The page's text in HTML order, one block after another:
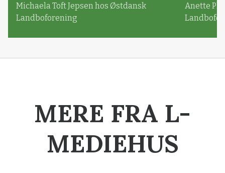
Michaela Toft Jepsen hos Østdansk
Landboforening
Anette
MERE FRA L-
MEDIEHUS